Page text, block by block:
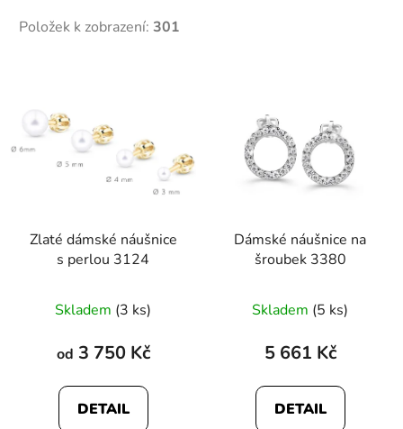
Položek k zobrazení: 301
i
Zlaté dámské náušnice
s perlou 3124
hodnocení
produktu
5,0
z
Skladem (3 ks)
od 3 750 Kč
DETAIL
Dámské náušnice na
šroubek 3380
Skladem (5 ks)
5 661 Kč
DETAIL